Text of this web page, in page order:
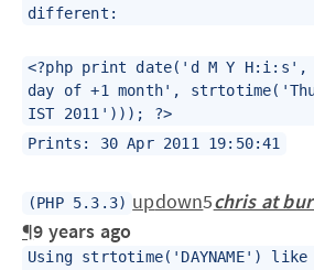
different:
<?php print date('d M Y
day of +1 month',
IST 2011'))); ?>
Prints: 30 Apr 2011 19:50:41
(PHP 5.3.3) updown5chris at
¶9 years ago
Using strtotime('DAYNAME') like